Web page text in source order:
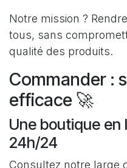
Notre mission ?
tous, sans
qualité des produits.
Commander :
efficace 🚀
Une boutique en
24h/24
Consultez notre large